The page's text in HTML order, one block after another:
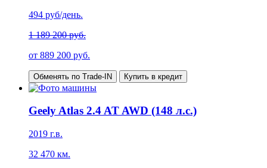
494 руб/день.
1 189 200 руб.
от 889 200 руб.
Обменять по Trade-IN Купить в кредит
Geely Atlas 2.4 AT AWD (148 л.с.)
2019 г.в.
32 470 км.